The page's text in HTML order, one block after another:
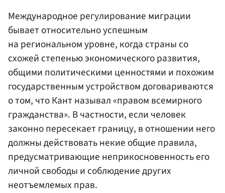
Международное регулирование миграции
бывает относительно успешным
на региональном уровне, когда страны со
схожей степенью экономического развития,
общими политическими ценностями и похожим
государственным устройством договариваются
о том, что Кант называл «правом всемирного
гражданства». В частности, если человек
законно пересекает границу, в отношении него
должны действовать некие общие правила,
предусматривающие неприкосновенность его
личной свободы и соблюдение других
неотъемлемых прав.